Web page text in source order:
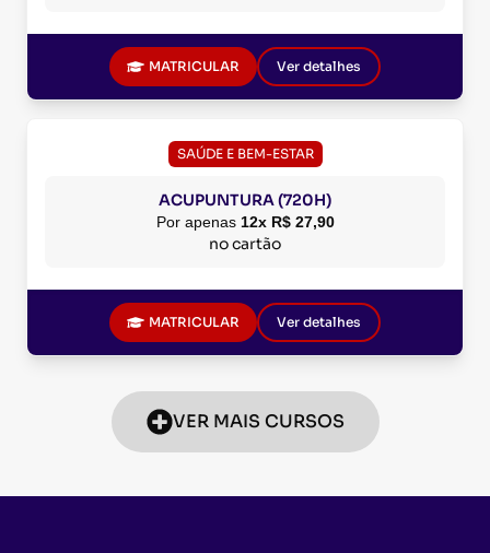
MATRICULAR Ver detalhes
SAÚDE E BEM-ESTAR
ACUPUNTURA (720H)
Por apenas 12x R$ 27,90
no cartão
MATRICULAR Ver detalhes
VER MAIS CURSOS